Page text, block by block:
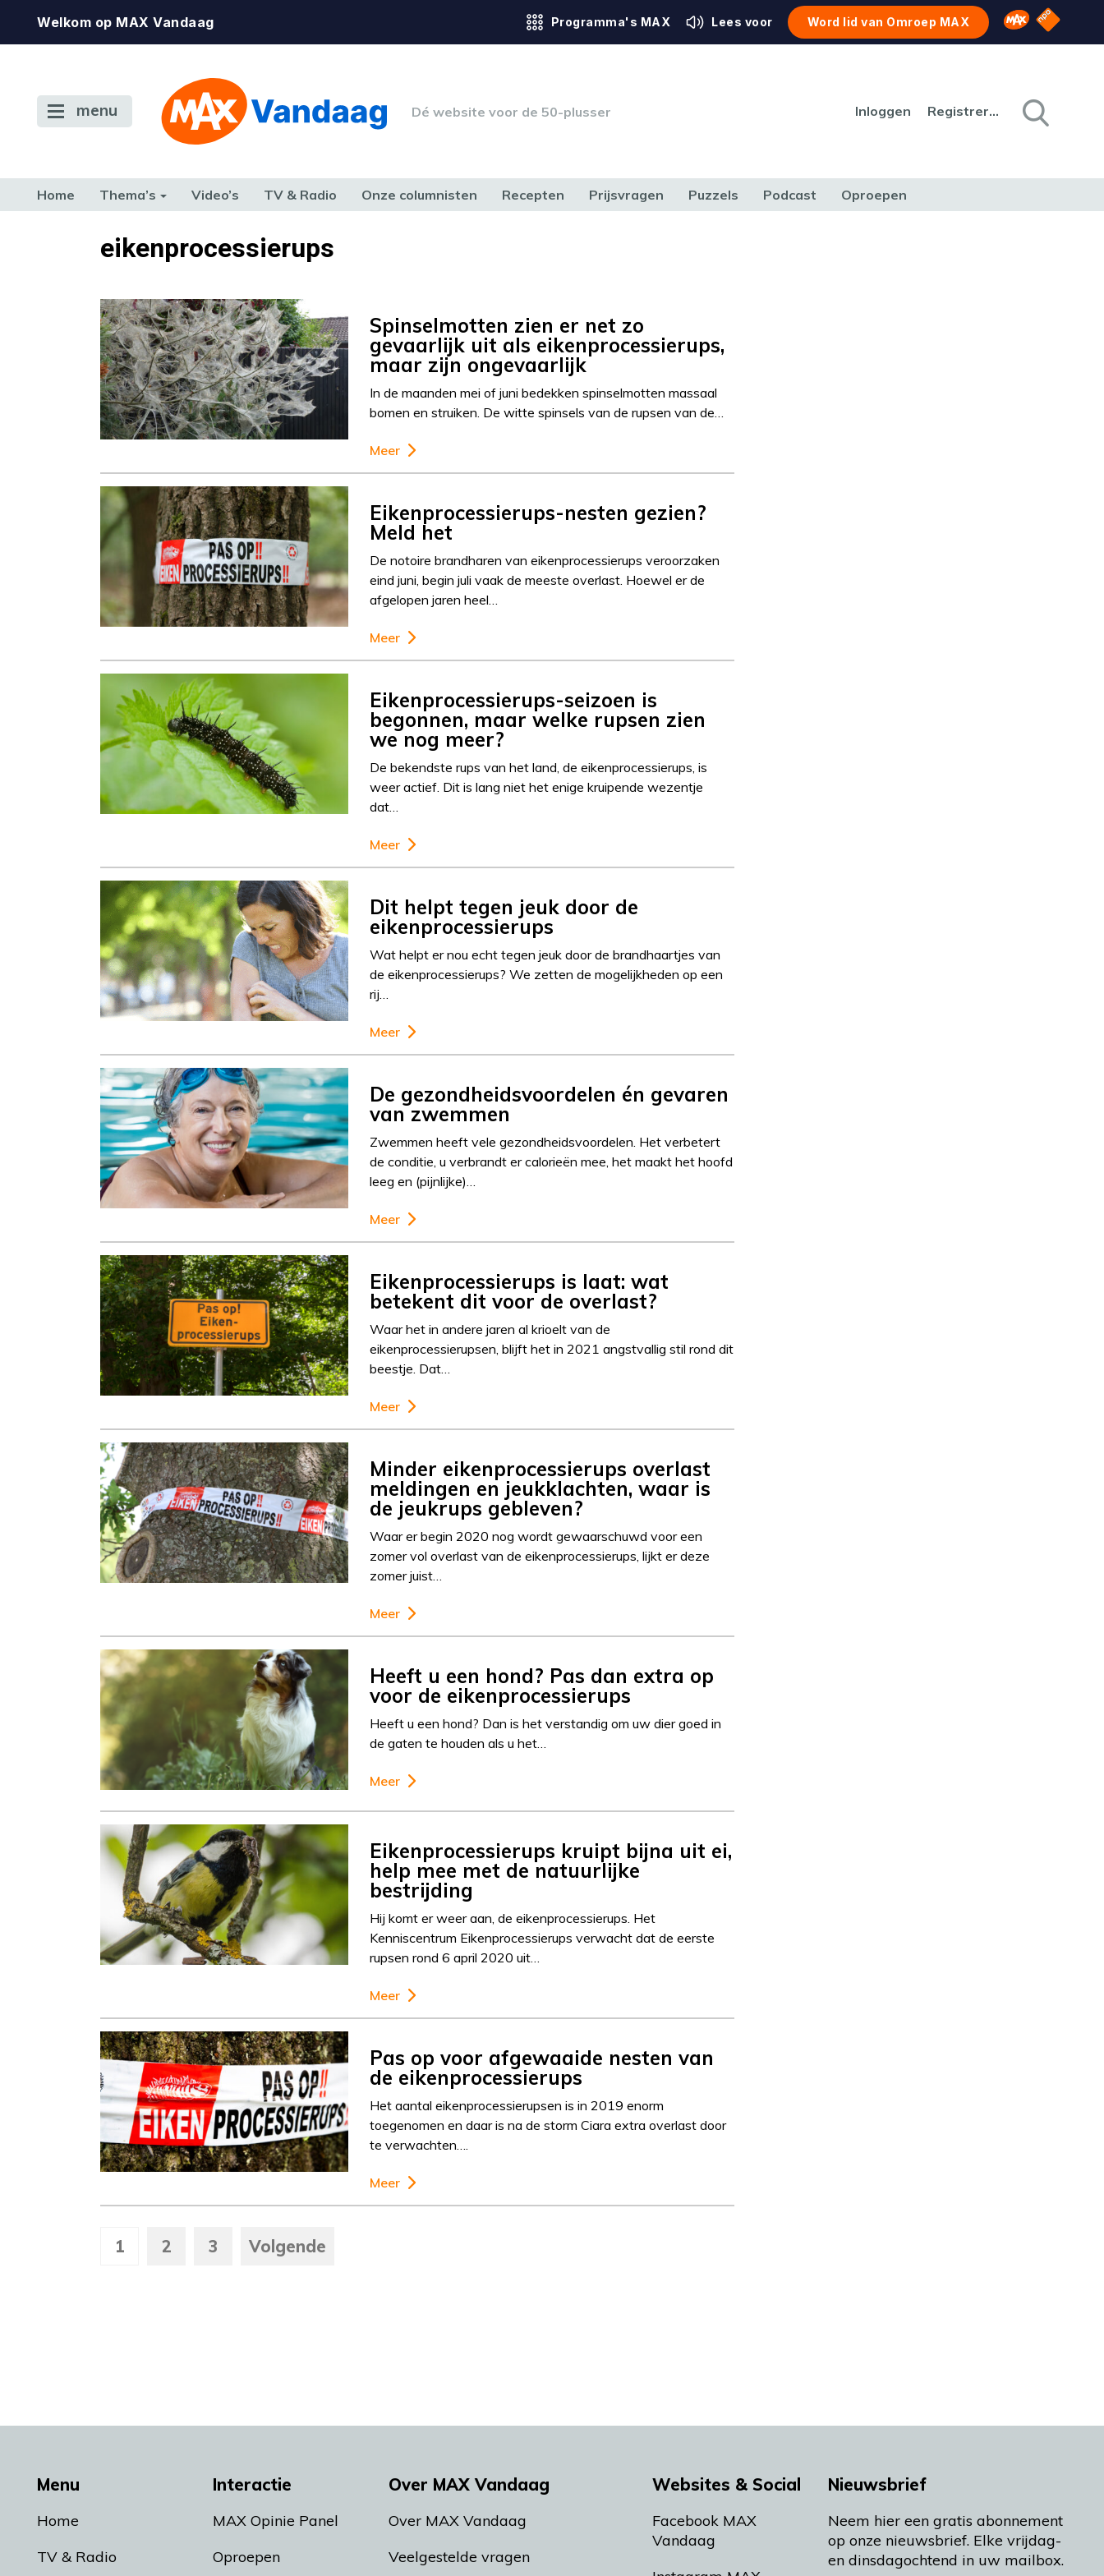
Welkom op MAX Vandaag Programma's MAX Lees voor Word lid van Omroep MAX Omroep MAX
NPO
menu Dé website voor de 50-plusser Inloggen Registreren
Home Thema’s Video’s TV & Radio Onze columnisten Recepten Prijsvragen Puzzels Podcast Oproepen
TERUG NAAR TOENeikenprocessierups
Spinselmotten zien er net zo
gevaarlijk uit als eikenprocessierups,
maar zijn ongevaarlijk
In de maanden mei of juni bedekken spinselmotten massaal
bomen en struiken. De witte spinsels van de rupsen van de…
Meer
Eikenprocessierups-nesten gezien?
Meld het
De notoire brandharen van eikenprocessierups veroorzaken
eind juni, begin juli vaak de meeste overlast. Hoewel er de
afgelopen jaren heel…
Meer
Eikenprocessierups-seizoen is
begonnen, maar welke rupsen zien
we nog meer?
De bekendste rups van het land, de eikenprocessierups, is
weer actief. Dit is lang niet het enige kruipende wezentje
dat…
Meer
Dit helpt tegen jeuk door de
eikenprocessierups
Wat helpt er nou echt tegen jeuk door de brandhaartjes van
de eikenprocessierups? We zetten de mogelijkheden op een
rij…
Meer
De gezondheidsvoordelen én gevaren
van zwemmen
Zwemmen heeft vele gezondheidsvoordelen. Het verbetert
de conditie, u verbrandt er calorieën mee, het maakt het hoofd
leeg en (pijnlijke)…
Meer
Eikenprocessierups is laat: wat
betekent dit voor de overlast?
Waar het in andere jaren al krioelt van de
eikenprocessierupsen, blijft het in 2021 angstvallig stil rond dit
beestje. Dat…
Meer
Minder eikenprocessierups overlast
meldingen en jeukklachten, waar is
de jeukrups gebleven?
Waar er begin 2020 nog wordt gewaarschuwd voor een
zomer vol overlast van de eikenprocessierups, lijkt er deze
zomer juist…
Meer
Heeft u een hond? Pas dan extra op
voor de eikenprocessierups
Heeft u een hond? Dan is het verstandig om uw dier goed in
de gaten te houden als u het…
Meer
Eikenprocessierups kruipt bijna uit ei,
help mee met de natuurlijke
bestrijding
Hij komt er weer aan, de eikenprocessierups. Het
Kenniscentrum Eikenprocessierups verwacht dat de eerste
rupsen rond 6 april 2020 uit…
Meer
Pas op voor afgewaaide nesten van
de eikenprocessierups
Het aantal eikenprocessierupsen is in 2019 enorm
toegenomen en daar is na de storm Ciara extra overlast door
te verwachten….
Meer
1 2 3 Volgende
Menu
Home
TV & Radio
Interactie
MAX Opinie Panel
Oproepen
Over MAX Vandaag
Over MAX Vandaag
Veelgestelde vragen
Websites & Social
Facebook MAX
Vandaag
Nieuwsbrief
Neem hier een gratis abonnement
op onze nieuwsbrief. Elke vrijdag-
en dinsdagochtend in uw mailbox.